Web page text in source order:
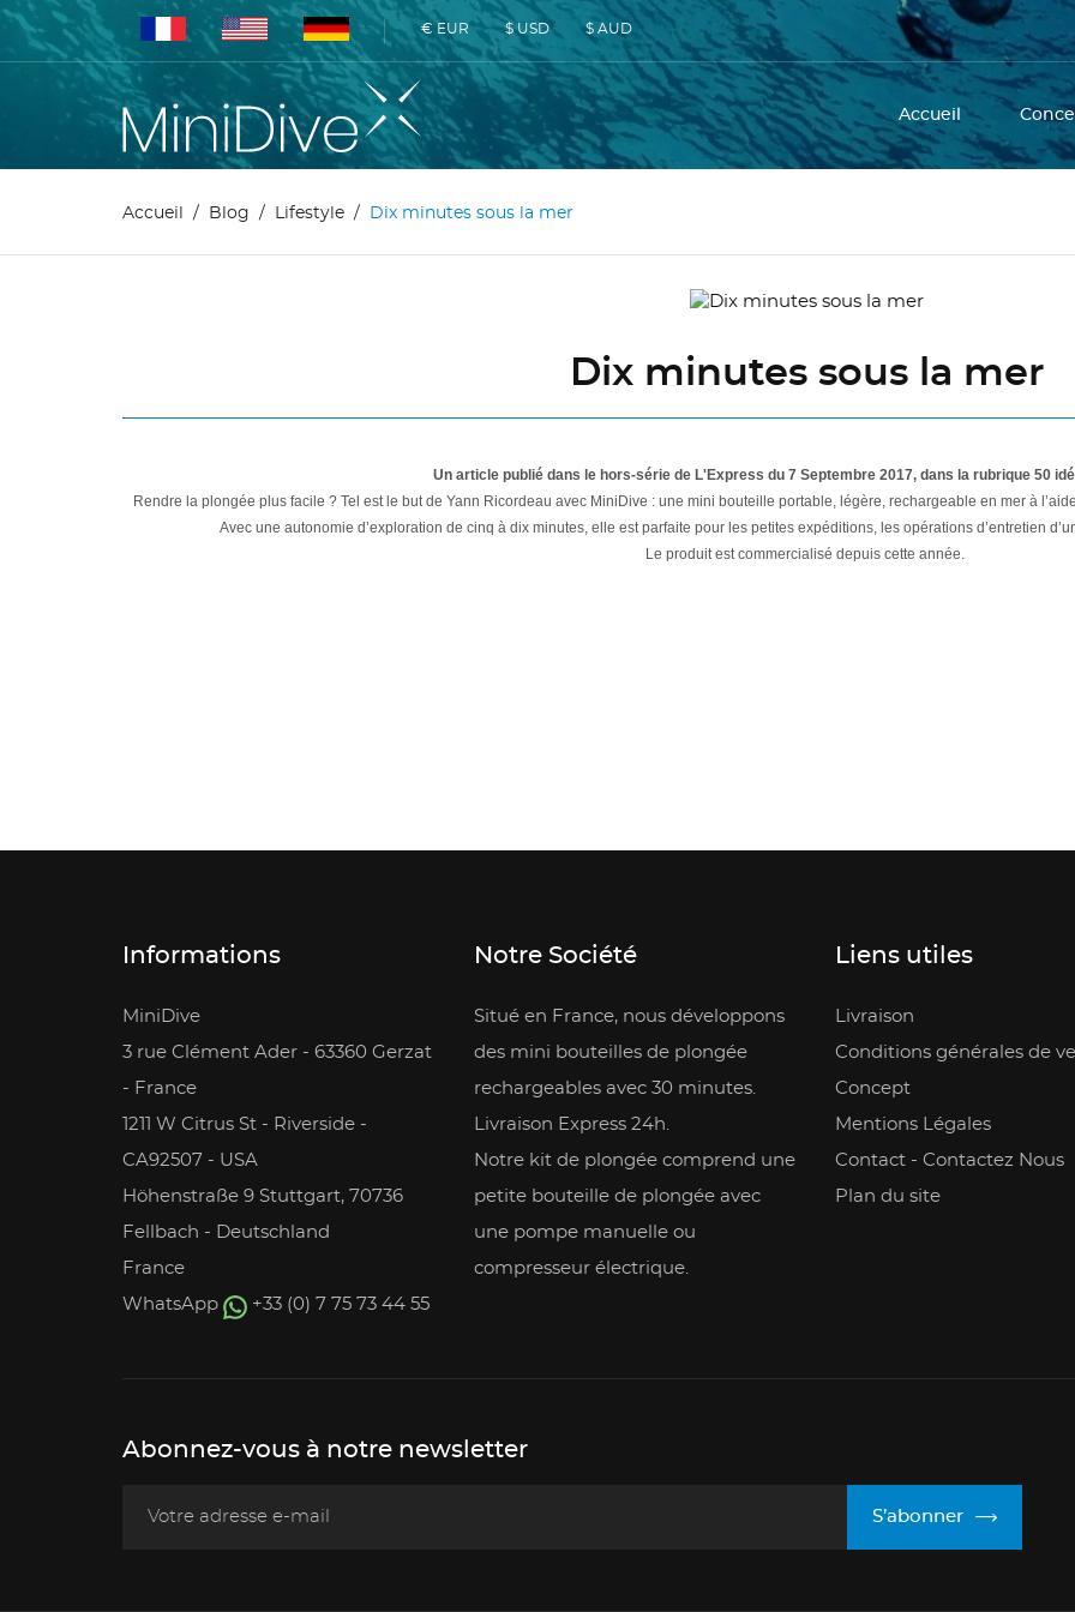
€ EUR $ USD $ AUD
Accueil
Accueil Blog Lifestyle Dix minutes sous la mer
Dix minutes sous la mer
Un article publié dans le hors-série de L'Express du 7 Septembre 2017, dans la rubrique 50
Rendre la plongée plus facile ? Tel est le but de Yann Ricordeau avec MiniDive : une mini bouteille portable, légère, rechargeable en mer à
Avec une autonomie d’exploration de cinq à dix minutes, elle est parfaite pour les petites expéditions, les opérations d’entretien
Le produit est commercialisé depuis cette année.
Informations
MiniDive
3 rue Clément Ader - 63360 Gerzat
- France
1211 W Citrus St - Riverside -
CA92507 - USA
Höhenstraße 9 Stuttgart, 70736
Fellbach - Deutschland
France
WhatsApp
+33 (0) 7 75 73 44 55
Notre Société
Situé en France, nous développons
des mini bouteilles de plongée
rechargeables avec 30 minutes.
Livraison Express 24h.
Notre kit de plongée comprend une
petite bouteille de plongée avec
une pompe manuelle ou
compresseur électrique.
Liens utiles
Livraison
Conditions générales de
Concept
Mentions Légales
Contact - Contactez Nous
Plan du site
Abonnez-vous à notre newsletter
S’abonner